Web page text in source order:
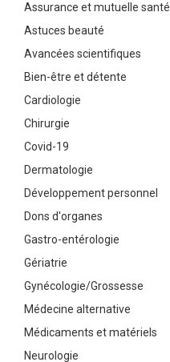
Assurance et mutuelle santé
Astuces beauté
Avancées scientifiques
Bien-être et détente
Cardiologie
Chirurgie
Covid-19
Dermatologie
Développement personnel
Dons d'organes
Gastro-entérologie
Gériatrie
Gynécologie/Grossesse
Médecine alternative
Médicaments et matériels
Neurologie